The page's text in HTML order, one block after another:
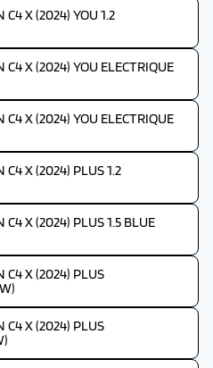
X (2024) YOU 1.2
X (2024) YOU ELECTRIQUE
X (2024) YOU ELECTRIQUE
C4 X (2024) PLUS 1.2
X (2024) PLUS 1.5 BLUE
C4 X (2024) PLUS
C4 X (2024) PLUS